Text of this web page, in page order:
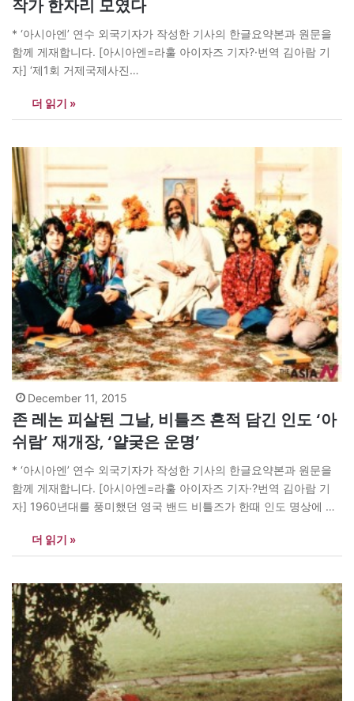
작가 한자리 모였다
* ‘아시아엔’ 연수 외국기자가 작성한 기사의 한글요약본과 원문을
함께 게재합니다. [아시아엔=라훌 아이자즈 기자?·번역 김아람 기
자] ‘제1회 거제국제사진
품한 사진이 선정돼, 지난 11월27일 이틀간 ‘한국에서 두 번째로 큰
섬’ 거제도를 방문했다. 서울에서 출발한 버스는 근 5시간만에 거제
다. 요 며칠 눈이 내린…
더 읽기 »
December 11, 2015
존 레논 피살된 그날, 비틀즈 흔적 담긴 인도 ‘아
쉬람’ 재개장, ‘얄궂은 운명’
* ‘아시아엔’ 연수 외국기자가 작성한 기사의 한글요약본과 원문을
함께 게재합니다. [아시아엔=라훌 아이자즈 기자·?번역 김아람 기
자] 1960년대를 풍미했던 영국 밴드 비틀즈가 한때 인도 명상에 푹
부의 힌두교 성지 리시케시로 떠났다. 초월명상(TM) 지도자로 유명
한 마하리시 마헤시 요기를 만나 가르침을 얻기 위해서였다. 그는 명
더 읽기 »